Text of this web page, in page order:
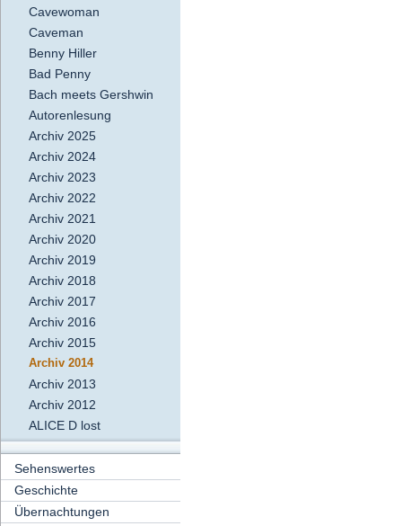
Cavewoman
Caveman
Benny Hiller
Bad Penny
Bach meets Gershwin
Autorenlesung
Archiv 2025
Archiv 2024
Archiv 2023
Archiv 2022
Archiv 2021
Archiv 2020
Archiv 2019
Archiv 2018
Archiv 2017
Archiv 2016
Archiv 2015
Archiv 2014
Archiv 2013
Archiv 2012
ALICE D lost
Sehenswertes
Geschichte
Übernachtungen